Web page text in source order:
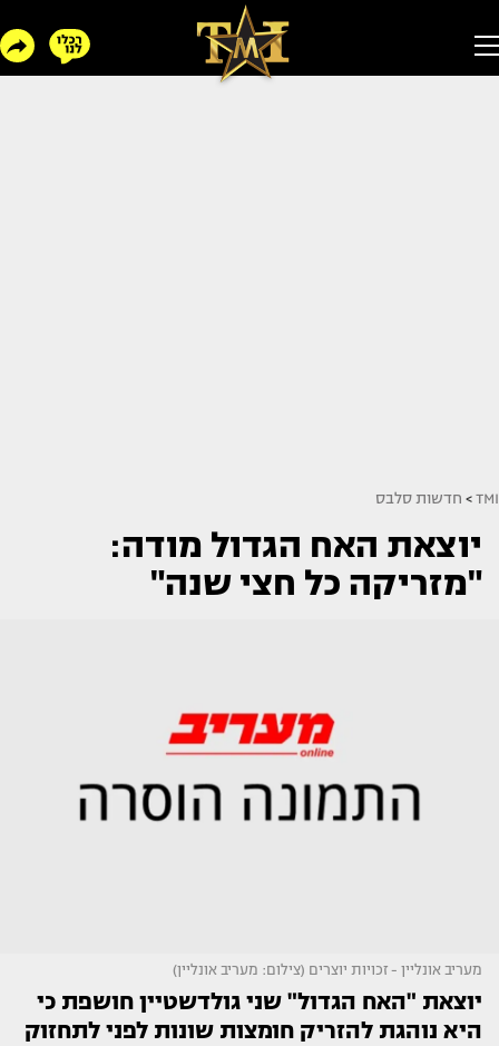
TMI
> חדשות סלבס
יוצאת האח הגדול מודה:
"מזריקה כל חצי שנה"
מעריב אונליין - זכויות יוצרים (צילום: מעריב אונליין)
יוצאת "האח הגדול" שני גולדשטיין חושפת כי
היא נוהגת להזריק חומצות שונות לפני לתחזוק